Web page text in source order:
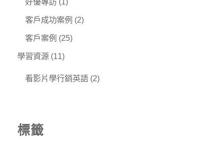
客戶成功案例 (2)
客戶案例 (25)
學習資源 (11)
看影片學行銷英語 (2)
標籤